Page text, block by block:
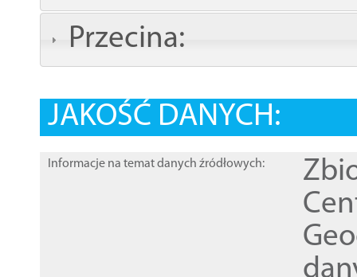
Przecina:
JAKOŚĆ DANYCH:
Informacje na temat danych źródłowych: